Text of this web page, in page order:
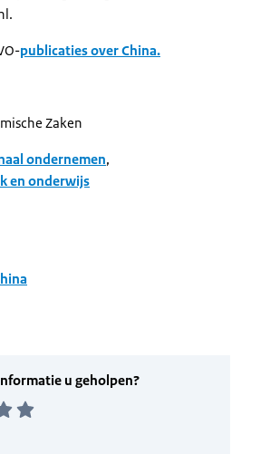
publicaties over China.
Zaken
ondernemen,
en onderwijs